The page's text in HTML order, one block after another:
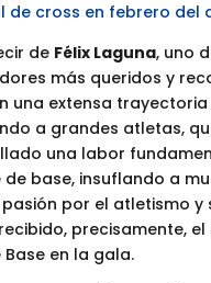
de cross en febrero del
de Félix Laguna, uno
más queridos y
una extensa
a grandes atletas,
una labor
base, insuflando a
por el atletismo y
precisamente,
Base en la gala.